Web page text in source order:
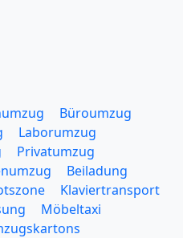
Büroumzug
Laborumzug
Privatumzug
Beiladung
Klaviertransport
Möbeltaxi